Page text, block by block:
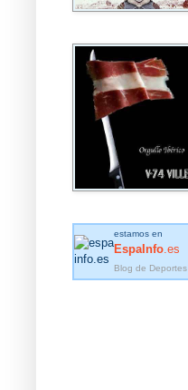
estamos en
EspaInfo .es
Blog de Deportes